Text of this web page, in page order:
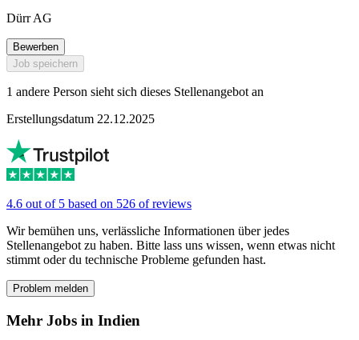
Dürr AG
Bewerben
Job speichern
1 andere Person sieht sich dieses Stellenangebot an
Erstellungsdatum 22.12.2025
4.6 out of 5 based on 526 of reviews
Wir bemühen uns, verlässliche Informationen über jedes
Stellenangebot zu haben. Bitte lass uns wissen, wenn etwas nicht
stimmt oder du technische Probleme gefunden hast.
Problem melden
Mehr Jobs in Indien